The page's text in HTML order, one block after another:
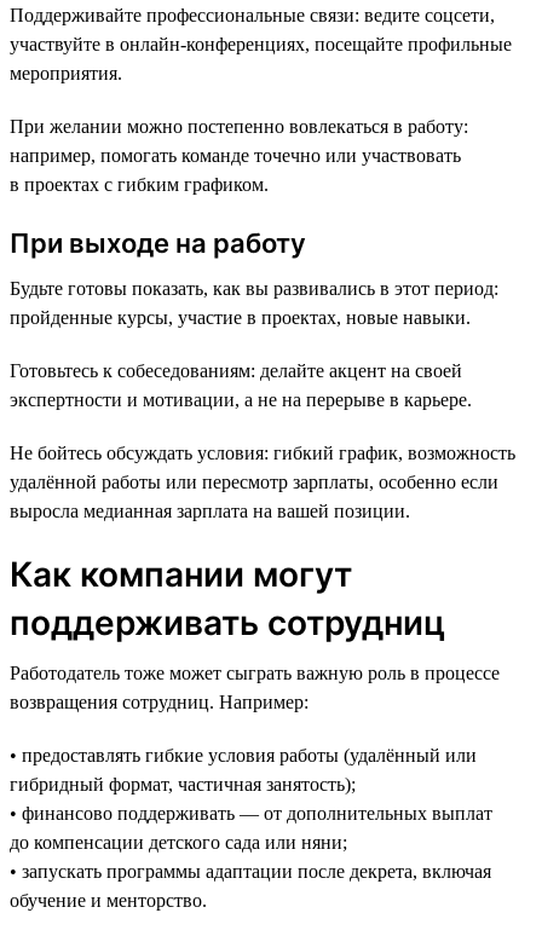
Поддерживайте профессиональные связи: ведите соцсети,
участвуйте в онлайн-конференциях, посещайте профильные
мероприятия.
При желании можно постепенно вовлекаться в работу:
например, помогать команде точечно или участвовать
в проектах с гибким графиком.
При выходе на работу
Будьте готовы показать, как вы развивались в этот период:
пройденные курсы, участие в проектах, новые навыки.
Готовьтесь к собеседованиям: делайте акцент на своей
экспертности и мотивации, а не на перерыве в карьере.
Не бойтесь обсуждать условия: гибкий график, возможность
удалённой работы или пересмотр зарплаты, особенно если
выросла медианная зарплата на вашей позиции.
Как компании могут
поддерживать сотрудниц
Работодатель тоже может сыграть важную роль в процессе
возвращения сотрудниц. Например:
• предоставлять гибкие условия работы (удалённый или
гибридный формат, частичная занятость);
• финансово поддерживать — от дополнительных выплат
до компенсации детского сада или няни;
• запускать программы адаптации после декрета, включая
обучение и менторство.